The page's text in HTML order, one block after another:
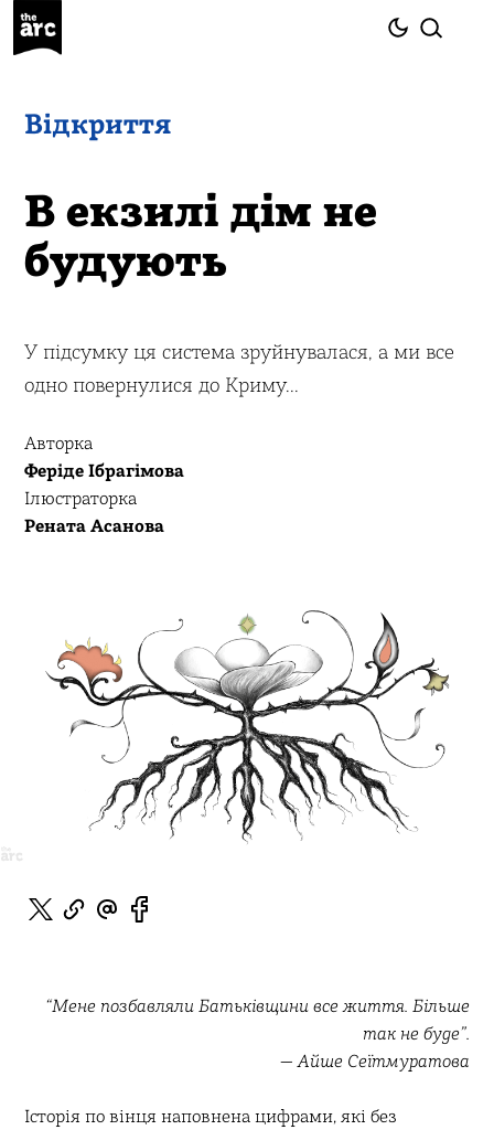
Відкриття
В екзилі дім не
будують
У підсумку ця система зруйнувалася, а ми все
одно повернулися до Криму...
Авторка
Феріде Ібрагімова
Ілюстраторка
Рената Асанова
“Мене позбавляли Батьківщини все життя. Більше
так не буде”.
— Айше Сеїтмуратова
Історія по вінця наповнена цифрами, які без